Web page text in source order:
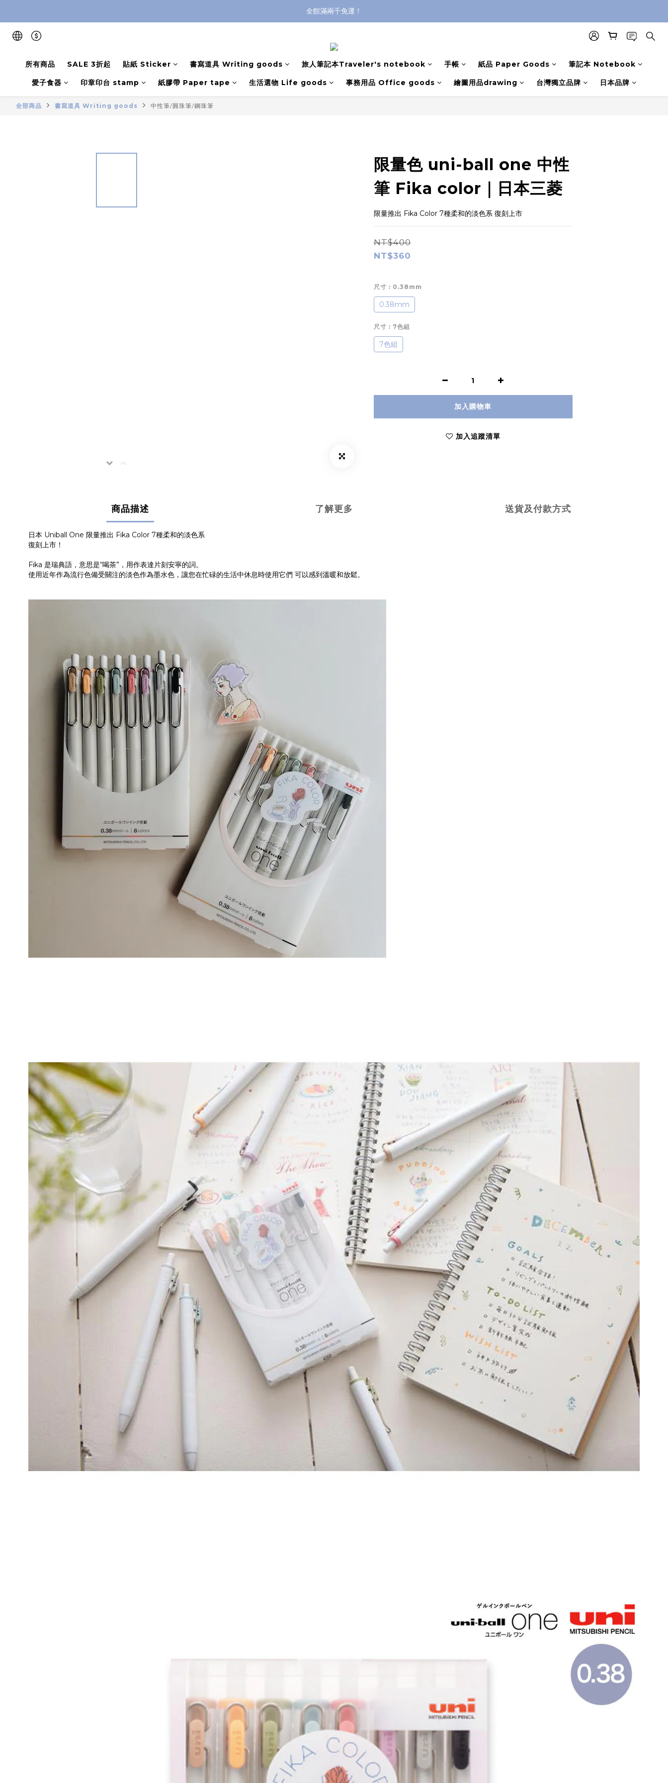
全館滿兩千免運！
登入購買，立即接收出貨通知
所有商品 SALE 3折起 貼紙 Sticker 書寫道具 Writing goods 旅人筆記本Traveler's notebook 手帳 紙品 Paper Goods 筆記本 Notebook
愛子食器 印章印台 stamp 紙膠帶 Paper tape 生活選物 Life goods 事務用品 Office goods 繪圖用品drawing 台灣獨立品牌 日本品牌
全部商品 書寫道具 Writing goods 中性筆/圓珠筆/鋼珠筆
限量色 uni-ball one 中性
筆 Fika color｜日本三菱
限量推出 Fika Color 7種柔和的淡色系 復刻上市
NT$400
NT$360
尺寸 : 0.38mm
0.38mm
尺寸 : 7色組
7色組
加入購物車
加入追蹤清單
商品描述 了解更多 送貨及付款方式
日本 Uniball One 限量推出 Fika Color 7種柔和的淡色系
復刻上市！
Fika 是瑞典語，意思是“喝茶”，用作表達片刻安寧的詞。
使用近年作為流行色備受關注的淡色作為墨水色，讓您在忙碌的生活中休息時使用它們 可以感到溫暖和放鬆。